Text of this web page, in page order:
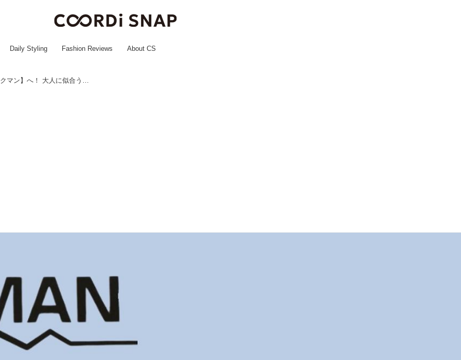
Daily Styling Fashion Reviews About CS
「今の靴もう寿命かも」→【ワークマン】へ！ 大人に似合う「即戦力スニーカー」